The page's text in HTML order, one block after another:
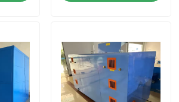
di cavi
di filo